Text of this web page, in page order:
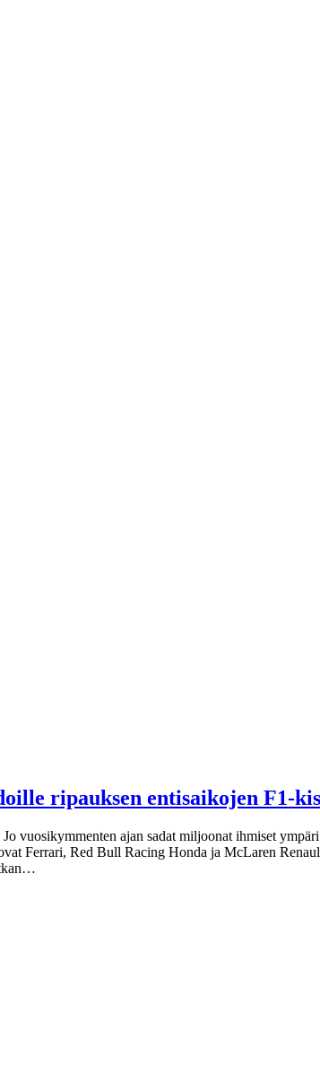
ripauksen entisaikojen F1-
vuosikymmenten ajan sadat miljoonat ihmiset
Ferrari, Red Bull Racing Honda ja McLaren